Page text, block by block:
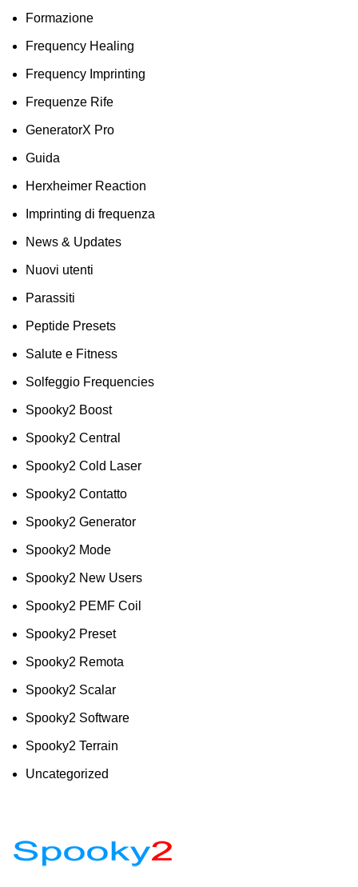
Formazione
Frequency Healing
Frequency Imprinting
Frequenze Rife
GeneratorX Pro
Guida
Herxheimer Reaction
Imprinting di frequenza
News & Updates
Nuovi utenti
Parassiti
Peptide Presets
Salute e Fitness
Solfeggio Frequencies
Spooky2 Boost
Spooky2 Central
Spooky2 Cold Laser
Spooky2 Contatto
Spooky2 Generator
Spooky2 Mode
Spooky2 New Users
Spooky2 PEMF Coil
Spooky2 Preset
Spooky2 Remota
Spooky2 Scalar
Spooky2 Software
Spooky2 Terrain
Uncategorized